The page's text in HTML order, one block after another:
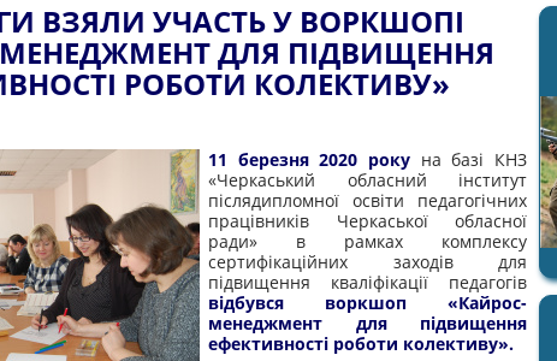
ВЗЯЛИ УЧАСТЬ У ВОРКШОПІ
ДЛЯ ПІДВИЩЕННЯ
РОБОТИ КОЛЕКТИВУ»
11 березня 2020 року на базі КНЗ
«Черкаський обласний інститут
післядипломної освіти педагогічних
працівників Черкаської обласної
ради» в рамках комплексу
сертифікаційних заходів для
підвищення кваліфікації педагогів
відбувся воркшоп «Кайрос-
менеджмент для підвищення
ефективності роботи колективу».